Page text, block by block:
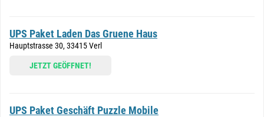
UPS Paket Laden Das Gruene Haus
Hauptstrasse 30, 33415 Verl
JETZT GEÖFFNET!
UPS Paket Geschäft Puzzle Mobile